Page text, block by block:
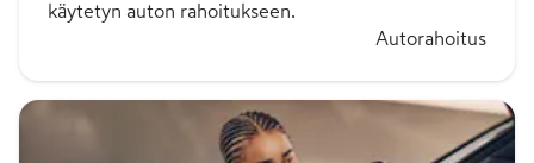
käytetyn auton rahoitukseen.
Autorahoitus